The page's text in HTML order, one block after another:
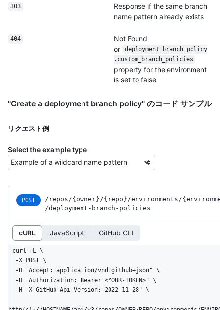
303
Response if the same branch
name pattern already exists
404
Not Found
or
deployment_branch_policy
.custom_branch_policies
property for the environment
is set to false
"Create a deployment branch policy" のコード サンプル
リクエスト例
Select the example type
POST /repos /{owner} /{repo} /environments /
/deployment-branch-policies
cURL JavaScript GitHub CLI
curl -L \